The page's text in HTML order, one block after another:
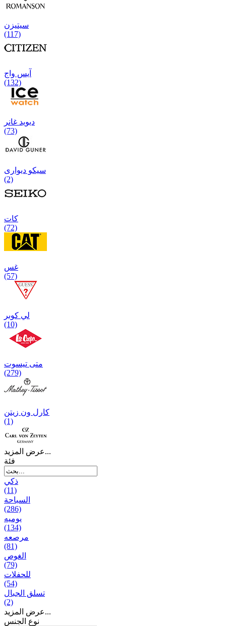
سیتیزن
(117)
آیس واج
(132)
دیوید غانر
(73)
سیکو دیواری
(2)
كات
(72)
غس
(57)
لي كوبر
(10)
متی تیسوت
(279)
کارل ون زیتن
(1)
عرض المزيد...
فئة
ذكي
(11)
السباحة
(286)
يومیه
(134)
مرصعه
(81)
الغوص
(79)
للحفلات
(54)
تسلق الجبال
(2)
عرض المزيد...
نوع الجنس